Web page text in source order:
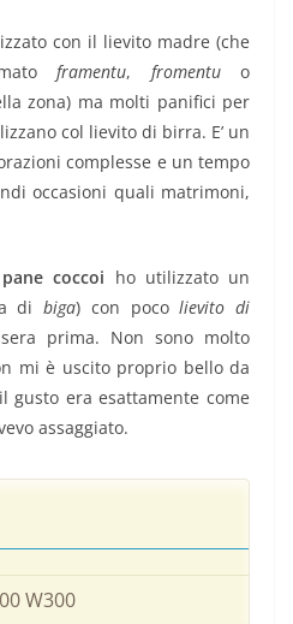
con il lievito madre (che
framentu, fromentuo
zona) ma molti panifici per
col lievito di birra. E’ un
complesse e un tempo
occasioni quali matrimoni,
pane coccoi ho utilizzato un
di biga) con pocolievito di
prima. Non sono molto
mi è uscito proprio bello da
gusto era esattamente come
assaggiato.
W300